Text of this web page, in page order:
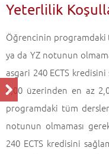
Türkçe ve Sosyal Bilimler
Yeterlilik
Öğrencinin programdaki
ya da YZ notunun
asgari 240 ECTS
4,00 üzerinden en az
programdaki tüm
notunun olmaması
240 ECTS kredisini